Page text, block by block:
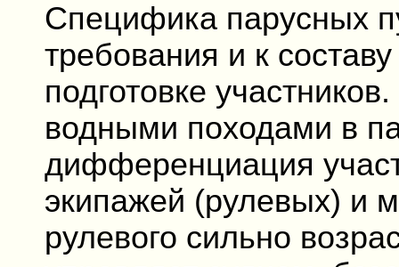
Специфика парусных
требования и к
подготовке
водными походами в
дифференциация
экипажей (рулевых) и
рулевого сильно